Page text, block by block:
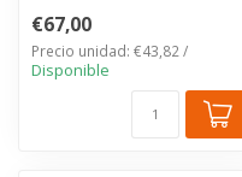
€67,00
Precio unidad: €43,82 /
Disponible